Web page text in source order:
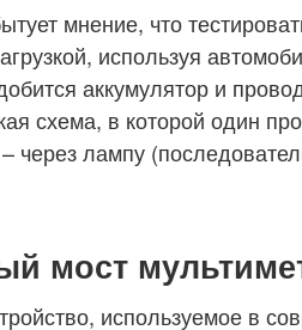
мнение, что
используя
аккумулятор и
схема, в которой один
через лампу
мост
используемое в